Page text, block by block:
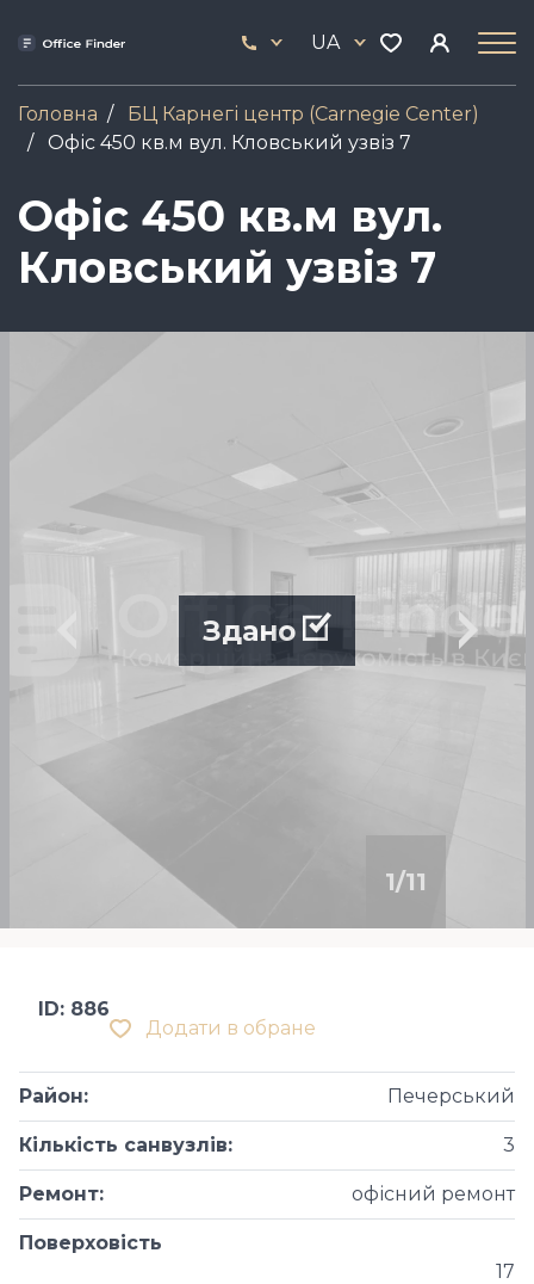
17
UA
Головна
БЦ Карнегі центр (Carnegie Center)
Офіс 450 кв.м вул. Кловський узвіз 7
Офіс 450 кв.м вул.
Кловський узвіз 7
1/11
Здано
Додати в обране
ID: 886
Район: Печерський
Кількість санвузлів: 3
Ремонт: офісний ремонт
Поверховість
17